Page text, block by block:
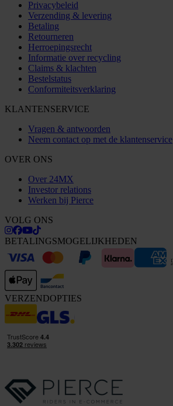
Privacybeleid
Verzending & levering
Betaling
Retourneren
Herroepingsrecht
Informatie over recycling
Claims & klachten
Bestelstatus
Conformiteitsverklaring
KLANTENSERVICE
Vragen & antwoorden
Neem contact op met de klantenservice
OVER ONS
Over 24MX
Investor relations
Werken bij Pierce
VOLG ONS
BETALINGSMOGELIJKHEDEN
VERZENDOPTIES